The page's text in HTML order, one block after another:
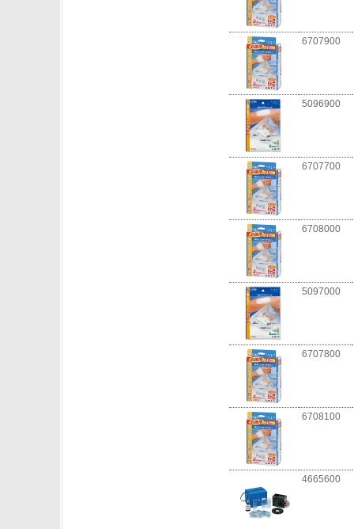
6707900
5096900
6707700
6708000
5097000
6707800
6708100
4665600